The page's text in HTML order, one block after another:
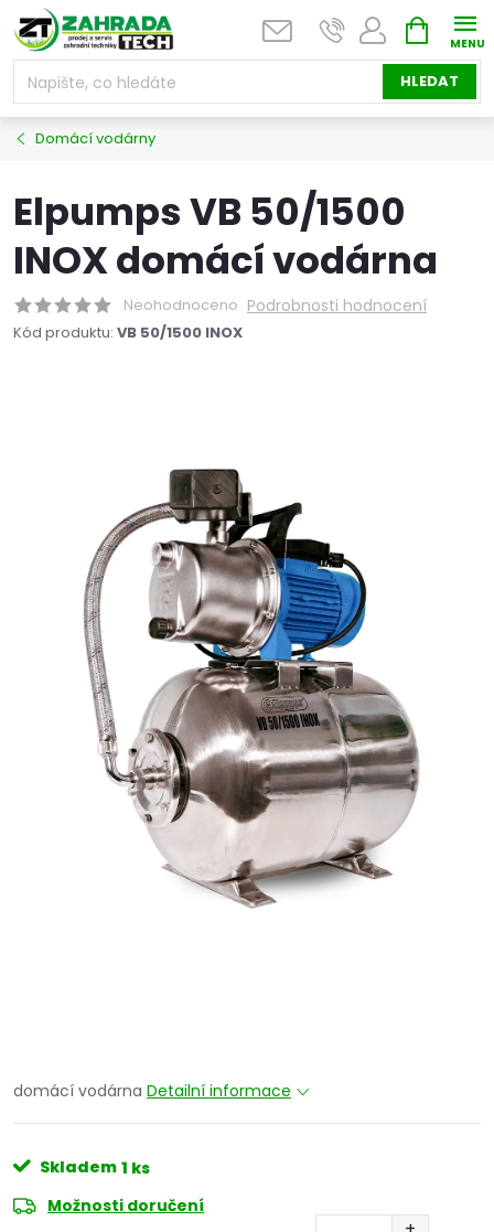
Přejít
na
obsah
HLEDAT
NÁKUPNÍ
KOŠÍK
Domácí vodárny
Elpumps VB 50/1500
INOX domácí vodárna
Neohodnoceno Podrobnosti hodnocení
Kód produktu: VB 50/1500 INOX
domácí vodárna Detailní informace
Skladem 1 ks
Možnosti doručení